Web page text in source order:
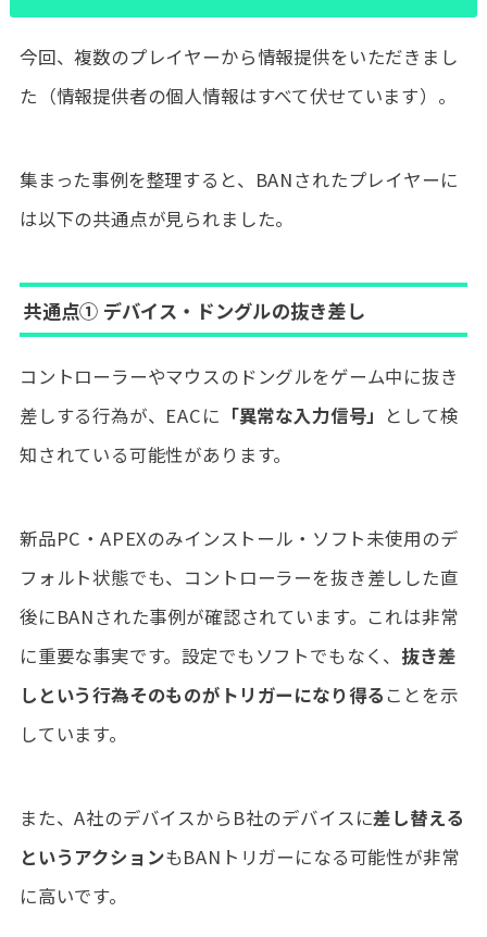
今回、複数のプレイヤーから情報提供をいただきまし
た（情報提供者の個人情報はすべて伏せています）。
集まった事例を整理すると、BANされたプレイヤーに
は以下の共通点が見られました。
共通点① デバイス・ドングルの抜き差し
コントローラーやマウスのドングルをゲーム中に抜き
差しする行為が、EACに 「異常な入力信号」 として検
知されている可能性があります。
新品PC・APEXのみインストール・ソフト未使用のデ
フォルト状態でも、コントローラーを抜き差しした直
後にBANされた事例が確認されています。これは非常
に重要な事実です。設定でもソフトでもなく、 抜き差
しという行為そのものがトリガーになり得る ことを示
しています。
また、A社のデバイスからB社のデバイスに差し替える
というアクションもBANトリガーになる可能性が非常
に高いです。